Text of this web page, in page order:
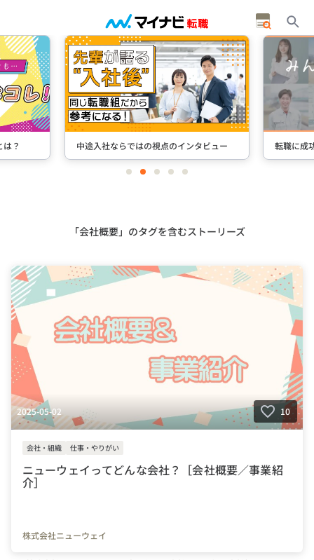
？ 中途入社ならではの視点のインタビュー 転職に成
itemitemitemitemitem
「会社概要」のタグを含むストーリーズ
2025-05-02 10
会社・組織 仕事・やりがい
ニューウェイってどんな会社？［会社概要／事業紹
介］
株式会社ニューウェイ